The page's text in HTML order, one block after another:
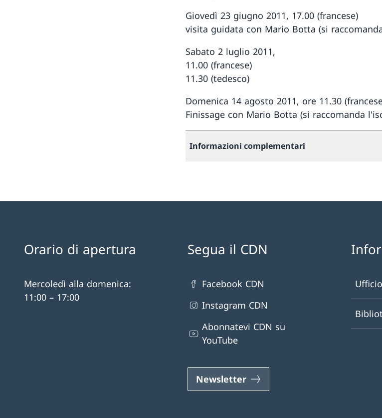
Giovedì 23 giugno 2011, 17.00 (francese)
visita guidata con Mario Botta (si
Sabato 2 luglio 2011,
11.00 (francese)
11.30 (tedesco)
Domenica 14 agosto 2011, ore 11.30
Finissage con Mario Botta (si raccomanda
Informazioni complementari
Orario di apertura
Mercoledì alla domenica:
11:00 – 17:00
Segua il CDN
Facebook CDN
Instagram CDN
Abonnatevi CDN su
YouTube
Newsletter